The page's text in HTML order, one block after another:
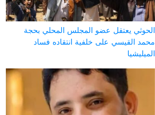
الحوثي يعتقل عضو المجلس المحلي بحجة
محمد القيسي على خلفية انتقاده فساد
الميليشيا